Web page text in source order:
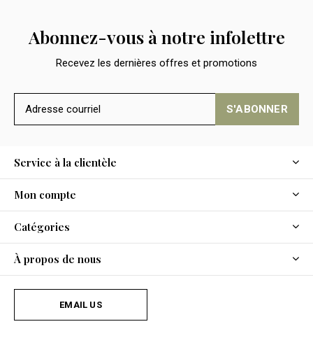
Abonnez-vous à notre infolettre
Recevez les dernières offres et promotions
S'ABONNER
Service à la clientèle
Mon compte
Catégories
À propos de nous
EMAIL US